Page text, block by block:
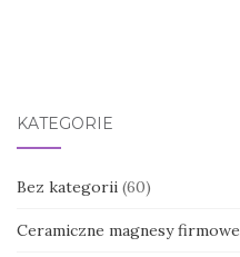
KATEGORIE
Bez kategorii (60)
Ceramiczne magnesy firmowe